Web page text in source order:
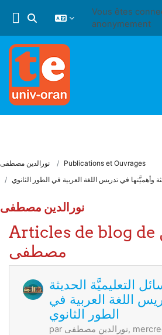
Activer/désactiver la saisie de
Vous êtes
anonymement
نورالدين مصطفى
Publications et Ouvrages
وأهميَّتها في تدريس اللغة العربية في الطور الثانوي
نورالدين مصطفى
Articles de blog de نورالدين
مصطفى
التعليميَّة الحديثة
اللغة العربية في
الطور الثانوي
par نورالدين مصطفى,